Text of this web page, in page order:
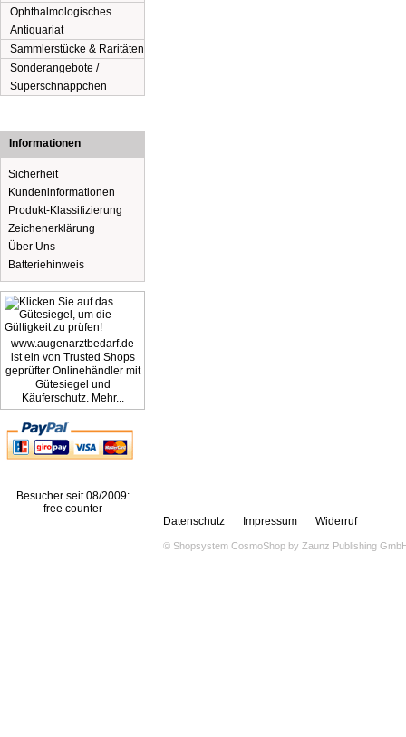
Ophthalmologisches
Antiquariat
Sammlerstücke & Raritäten
Sonderangebote /
Superschnäppchen
Informationen
Sicherheit
Kundeninformationen
Produkt-Klassifizierung
Zeichenerklärung
Über Uns
Batteriehinweis
www.augenarztbedarf.de
ist ein von Trusted Shops
geprüfter Onlinehändler mit
Gütesiegel und
Käuferschutz. Mehr...
Besucher seit 08/2009:
free counter
Datenschutz
Impressum Widerruf
© Shopsystem CosmoShop by Zaunz Publishing